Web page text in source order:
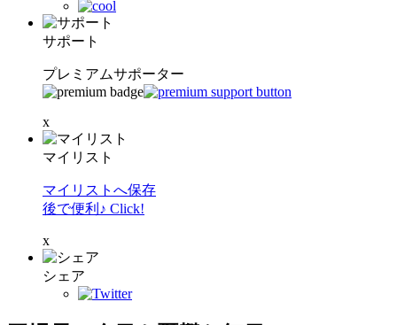
サポート
プレミアムサポーター
x
マイリスト
マイリストへ保存
後で便利♪ Click!
x
シェア